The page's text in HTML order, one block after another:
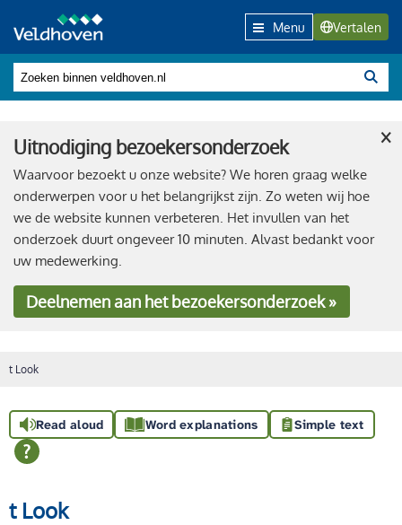
Menu Vertalen
Uitnodiging bezoekersonderzoek
Waarvoor bezoekt u onze website? We horen graag welke
onderwerpen voor u het belangrijkst zijn. Zo weten wij hoe
we de website kunnen verbeteren. Het invullen van het
onderzoek duurt ongeveer 10 minuten. Alvast bedankt voor
uw medewerking.
Deelnemenaan het bezoekersonderzoek »
×
t Look
Read aloud Word explanations Simple text
t Look